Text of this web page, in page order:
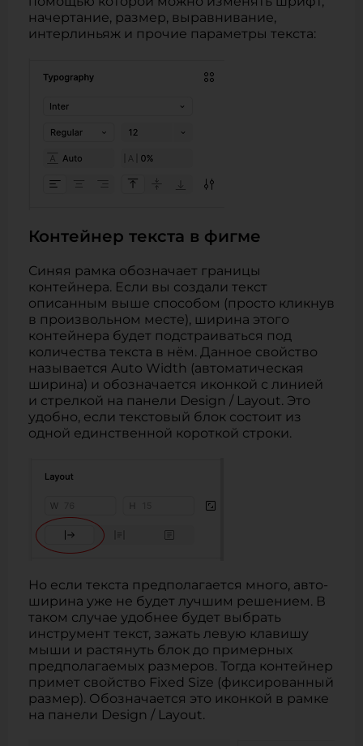
начертание, размер, выравнивание,
интерлиньяж и прочие параметры текста:
Контейнер текста в фигме
Синяя рамка обозначает границы
контейнера. Если вы создали текст
описанным выше способом (просто кликнув
в произвольном месте), ширина этого
контейнера будет подстраиваться под
количества текста в нём. Данное свойство
называется Auto Width (автоматическая
ширина) и обозначается иконкой с линией
и стрелкой на панели Design / Layout. Это
удобно, если текстовый блок состоит из
одной единственной короткой строки.
Но если текста предполагается много, авто-
ширина уже не будет лучшим решением. В
таком случае удобнее будет выбрать
инструмент текст, зажать левую клавишу
мыши и растянуть блок до примерных
предполагаемых размеров. Тогда контейнер
примет свойство Fixed Size (фиксированный
размер). Обозначается это иконкой в рамке
на панели Design / Layout.